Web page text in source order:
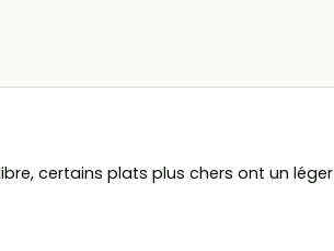
certains plats plus chers ont un léger